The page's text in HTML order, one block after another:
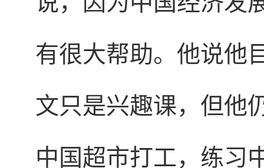
有很大帮助。他说他
文只是兴趣课，但他
中国超市打工，练习